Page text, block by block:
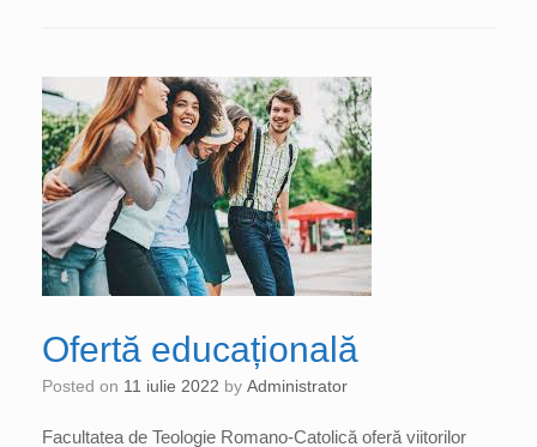
Ofertă educațională
Posted on 11 iulie 2022 by Administrator
Facultatea de Teologie Romano-Catolică oferă viitorilor